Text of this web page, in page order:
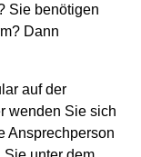
Sie benötigen
Dann
auf der
wenden Sie sich
Ansprechperson